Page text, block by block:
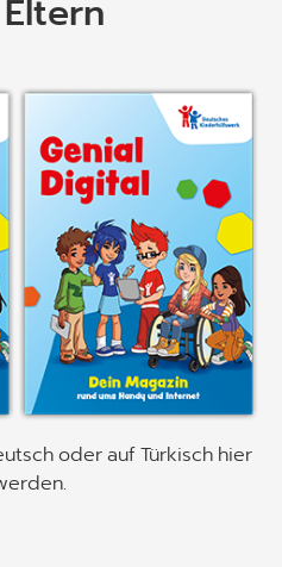
das schwer zu
Spam zugemüllt werden,
ein Abo
ihr Guthaben frisst oder
werden, ist die Freude
grundlegenden
und Risiken der
und Eltern also vor dem
haben.
oder auf Türkisch hier